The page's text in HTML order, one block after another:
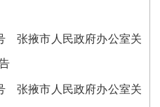
张掖市人民政府办公室关
张掖市人民政府办公室关